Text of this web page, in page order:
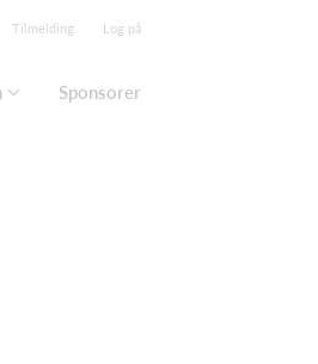
Tilmelding Log på
Sponsorer